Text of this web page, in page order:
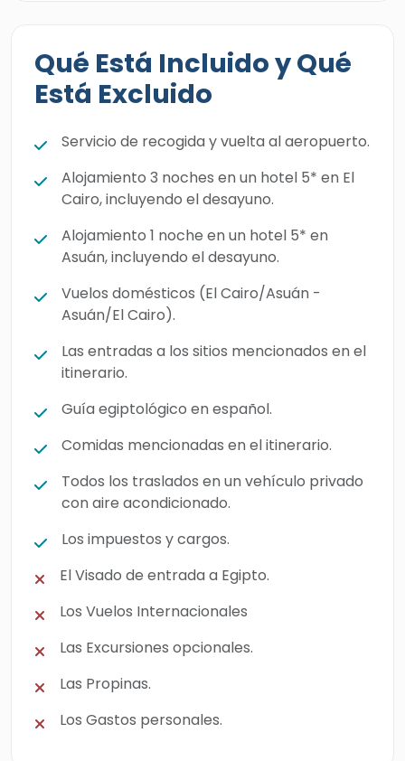
Qué Está Incluido y Qué
Está Excluido
Servicio de recogida y vuelta al aeropuerto.
Alojamiento 3 noches en un hotel 5* en El
Cairo, incluyendo el desayuno.
Alojamiento 1 noche en un hotel 5* en
Asuán, incluyendo el desayuno.
Vuelos domésticos (El Cairo/Asuán -
Asuán/El Cairo).
Las entradas a los sitios mencionados en el
itinerario.
Guía egiptológico en español.
Comidas mencionadas en el itinerario.
Todos los traslados en un vehículo privado
con aire acondicionado.
Los impuestos y cargos.
El Visado de entrada a Egipto.
Los Vuelos Internacionales
Las Excursiones opcionales.
Las Propinas.
Los Gastos personales.